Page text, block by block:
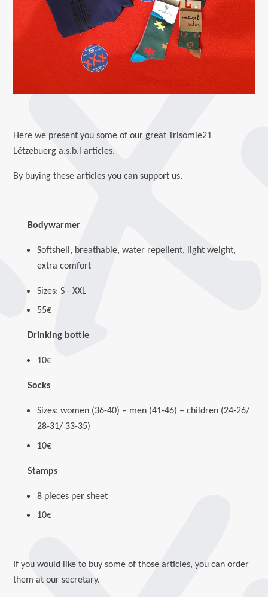
Here we present you some of our great Trisomie21
Lëtzebuerg a.s.b.l articles.
By buying these articles you can support us.
Bodywarmer
Softshell, breathable, water repellent, light weight,
extra comfort
Sizes: S - XXL
55€
Drinking bottle
10€
Socks
Sizes: women (36-40) – men (41-46) – children (24-26/
28-31/ 33-35)
10€
Stamps
8 pieces per sheet
10€
If you would like to buy some of those articles, you can order
them at our secretary.